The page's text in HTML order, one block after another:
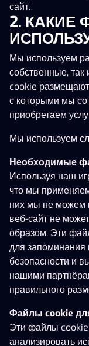
Willy's Hot
Показать больше
Бесконечные
Expanding 10x
сайт.
2. КАКИЕ
Мы используем
собственные,
cookie
с которыми мы
приобретаем
Мы используем
Необходимые
Используя наш
что мы
них мы не можем
веб-сайт не
образом. Эти
для запоминания
безопасности и
нашими
правильного
Файлы cookie
Эти файлы cookie
анализировать